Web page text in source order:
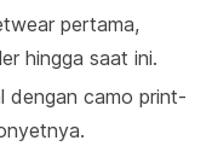
pertama,
hingga saat ini.
dengan camo print-